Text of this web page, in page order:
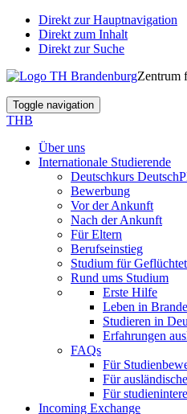
Direkt zur Hauptnavigation
Direkt zum Inhalt
Direkt zur Suche
Zentrum
Toggle navigation
THB
Über uns
Internationale Studierende
Deutschkurs
Bewerbung
Vor der Ankunft
Nach der Ankunft
Für Eltern
Berufseinstieg
Studium für
Rund ums Studium
Erste Hilfe
Leben in
Studieren in
Erfahrungen
FAQs
Für
Für
Für
Incoming Exchange